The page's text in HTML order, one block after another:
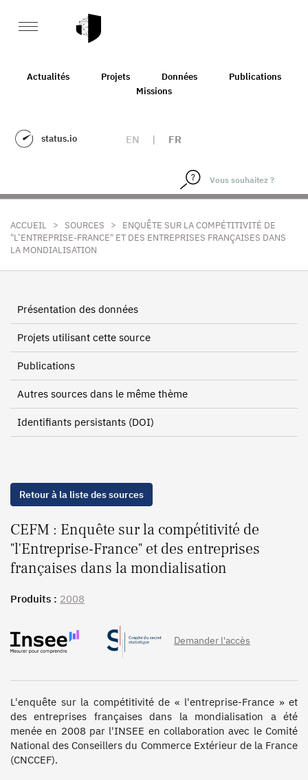
Actualités Projets Données
Publications
Missions
status.io EN | FR
ACCUEIL > SOURCES >
ENQUÊTE SUR LA COMPÉTITIVITÉ DE
"L’ENTREPRISE-FRANCE" ET DES ENTREPRISES FRANÇAISES DANS
LA MONDIALISATION
Présentation des données
Projets utilisant cette source
Publications
Autres sources dans le même thème
Identifiants persistants (DOI)
Retour à la liste des sources
CEFM : Enquête sur la compétitivité de
"l'Entreprise-France" et des entreprises
françaises dans la mondialisation
Produits : 2008
Demander l'accès
L'enquête sur la compétitivité de « l'entreprise-France » et
des entreprises françaises dans la mondialisation a été
menée en 2008 par l'INSEE en collaboration avec le Comité
National des Conseillers du Commerce Extérieur de la France
(CNCCEF).